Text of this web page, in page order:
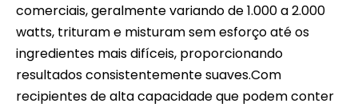
comerciais, geralmente variando de 1.000 a 2.000
watts, trituram e misturam sem esforço até os
ingredientes mais difíceis, proporcionando
resultados consistentemente suaves.Com
recipientes de alta capacidade que podem conter